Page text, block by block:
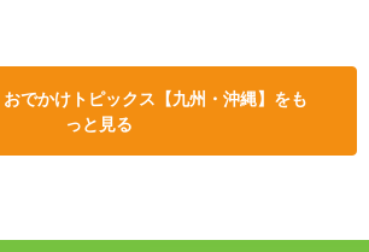
でかけトピックス【九州・沖縄】をも
っと見る